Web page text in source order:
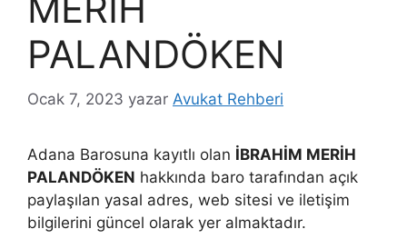
PALANDÖKEN
Ocak 7, 2023 yazar Avukat Rehberi
Adana Barosuna kayıtlı olan İBRAHİM MERİH
PALANDÖKEN hakkında baro tarafından açık
paylaşılan yasal adres, web sitesi ve iletişim
bilgilerini güncel olarak yer almaktadır.